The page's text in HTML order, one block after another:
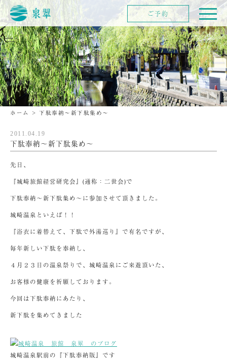
ホーム > 下駄奉納～新下駄集め～
2011.04.19
下駄奉納～新下駄集め～
先日、
『城崎旅館経営研究会』(通称：二世会)で
下駄奉納～新下駄集め～に参加させて頂きました。
城崎温泉といえば！！
『浴衣に着替えて、下駄で外湯巡り』で有名ですが、
毎年新しい下駄を奉納し、
４月２３日の温泉祭りで、城崎温泉にご来遊頂いた、
お客様の健康を祈願しております。
今回は下駄奉納にあたり、
新下駄を集めてきました
城崎温泉駅前の『下駄奉納版』です
ご予約